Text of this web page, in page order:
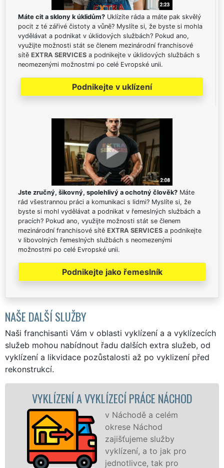
Máte cit a sklony k úklidům? Uklízíte ráda a máte pak skvělý
pocit z té zářivé čistoty a vůně? Myslíte si, že byste si mohla
vydělávat a podnikat v úklidových službách? Pokud ano,
využijte možnosti stát se členem mezinárodní franchisové
sítě EXTRA SERVICES a podnikejte v úklidových službách s
neomezenými možnostmi po celé Evropské unii.
Podnikejte v uklízení
Jste zručný, šikovný, spolehlivý a ochotný člověk? Máte
rád všestrannou práci a komunikaci s lidmi? Myslíte si, že
byste si mohl vydělávat a podnikat v řemeslných službách a
pracích? Pokud ano, využijte možnosti stát se členem
mezinárodní franchisové sítě EXTRA SERVICES a podnikejte
v libovolných řemeslných službách s neomezenými
možnostmi po celé Evropské unii.
Podnikejte jako řemeslník
NAŠE DALŠÍ SLUŽBY
Naši franchisanti Vám v oblasti vyklízení a a vyklízecích
služeb mohou nabídnout řadu dalších extra služeb, od
vyklízení a likvidace pozůstalosti až po vyklizení před
rekonstrukcí.
PRÁCE NÁCHOD
v Náchodě a celém
okrese Náchod
zajišťujeme služby
vyklízení, a to jak pro
jednotlivce, tak pro
VYKLÍZECÍ